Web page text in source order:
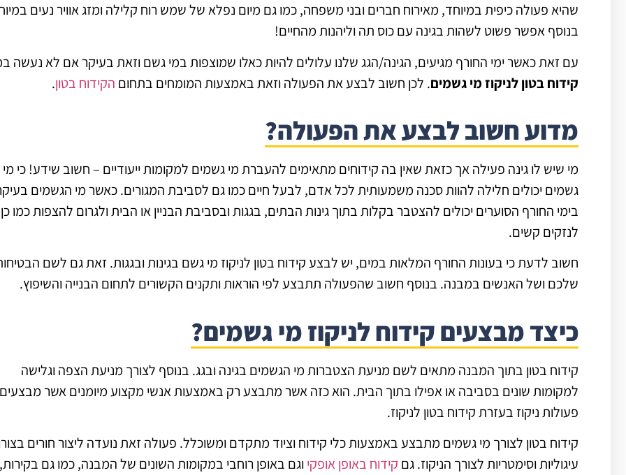
שהיא פעולה כיפית במיוחד, מאירוח חברים ובני משפחה, כמו גם מיום נפלא של שמש רוח קלילה ומזג אוויר נעים
בנוסף אפשר פשוט לשהות בגינה עם כוס תה וליהנות מהחיים!
עם זאת כאשר ימי החורף מגיעים, הגינה/הגג שלנו עלולים להיות כאלו שמוצפות במי גשם וזאת בעיקר אם לא נעשה
קידוח בטון לניקוז מי גשמים. לכן חשוב לבצע את הפעולה וזאת באמצעות המומחים בתחום הקידוח בטון.
מדוע חשוב לבצע את הפעולה?
מי שיש לו גינה פעילה אך כזאת שאין בה קידוחים מתאימים להעברת מי גשמים למקומות ייעודיים – חשוב שידע! כי מי
גשמים יכולים חלילה להוות סכנה משמעותית לכל אדם, לבעל חיים כמו גם לסביבת המגורים. כאשר מי הגשמים
בימי החורף הסוערים יכולים להצטבר בקלות בתוך גינות הבתים, בגגות ובסביבת הבניין או הבית ולגרום להצפות כמו
לנזקים קשים.
חשוב לדעת כי בעונות החורף המלאות במים, יש לבצע קידוח בטון לניקוז מי גשם בגינות ובגגות. זאת גם לשם
שלכם ושל האנשים במבנה. בנוסף חשוב שהפעולה תתבצע לפי הוראות ותקנים הקשורים לתחום הבנייה והשיפוץ.
כיצד מבצעים קידוח לניקוז מי גשמים?
קידוח בטון בתוך המבנה מתאים לשם מניעת הצטברות מי הגשמים בגינה ובגג. בנוסף לצורך מניעת הצפה וגלישה
למקומות שונים בסביבה או אפילו בתוך הבית. הוא כזה אשר מתבצע רק באמצעות אנשי מקצוע מיומנים אשר מבצעים
פעולות ניקוז בעזרת קידוח בטון לניקוז.
קידוח בטון לצורך מי גשמים מתבצע באמצעות כלי קידוח וציוד מתקדם ומשוכלל. פעולה זאת נועדה ליצור חורים
עיגוליות וסימטריות לצורך הניקוז. גם קידוח באופן אופקיוגם באופן רוחבי במקומות השונים של המבנה, כמו גם בקירות,